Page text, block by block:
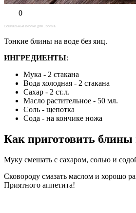
0
Социальные кнопки для Joomla
Тонкие блины на воде без яиц.
ИНГРЕДИЕНТЫ:
Мука - 2 стакана
Вода холодная - 2 стакана
Сахар - 2 ст.л.
Масло растительное - 50 мл.
Соль - щепотка
Сода - на кончике ножа
Как приготовить блины
Муку смешать с сахаром, солью и
Сковороду смазать маслом и хорошо
Приятного аппетита!